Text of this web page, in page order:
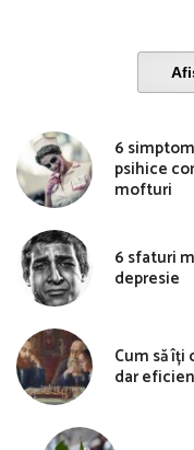
6
psihice
mofturi
6 sfaturi
depresie
Cum să
dar